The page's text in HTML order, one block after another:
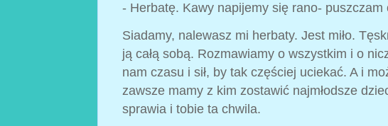
- Herbatę. Kawy napijemy się rano- puszczam
Siadamy, nalewasz mi herbaty. Jest miło.
ją całą sobą. Rozmawiamy o wszystkim i o
nam czasu i sił, by tak częściej uciekać. A i
zawsze mamy z kim zostawić najmłodsze
sprawia i tobie ta chwila.